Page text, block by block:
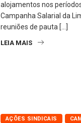
alojamentos nos
Campanha Salarial da
reuniões de pauta […]
LEIA MAIS
AÇÕES SINDICAIS